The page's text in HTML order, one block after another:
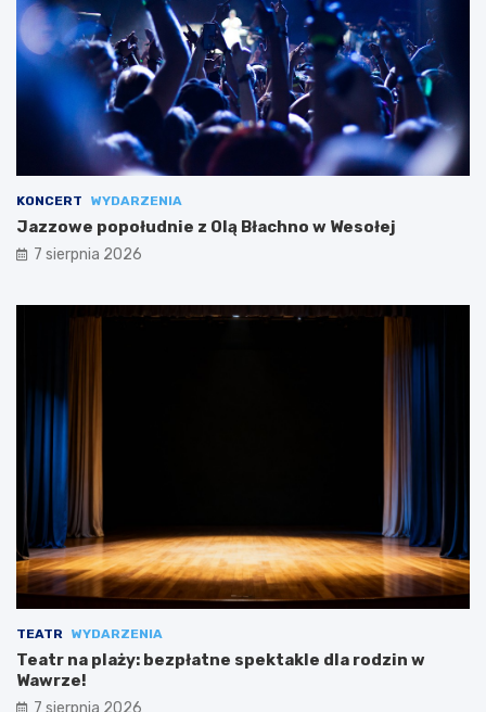
KONCERT WYDARZENIA
Jazzowe popołudnie z Olą Błachno w Wesołej
7 sierpnia 2026
TEATR WYDARZENIA
Teatr na plaży: bezpłatne spektakle dla rodzin w
Wawrze!